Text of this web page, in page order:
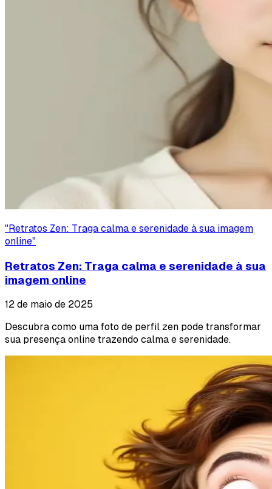
"Retratos Zen: Traga calma e serenidade à sua imagem
online"
Retratos Zen: Traga calma e serenidade à sua
imagem online
12 de maio de 2025
Descubra como uma foto de perfil zen pode transformar
sua presença online trazendo calma e serenidade.